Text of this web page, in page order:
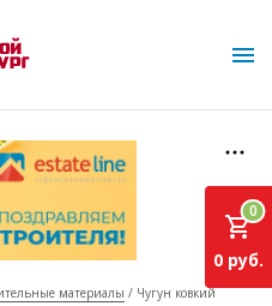
материалы Чугун ковкий
0
0 руб.